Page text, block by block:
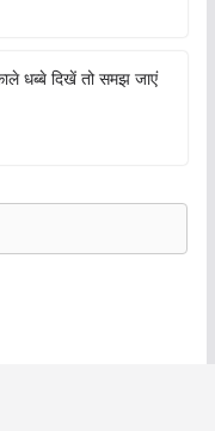
धब्बे दिखें तो समझ जाएं